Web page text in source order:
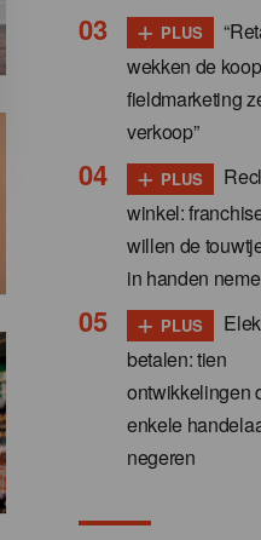
+ PLUS
wekken de
fieldmarketing
verkoop”
+ PLUS
winkel:
willen de
in handen
+ PLUS
betalen: tien
ontwikkelingen
enkele
negeren